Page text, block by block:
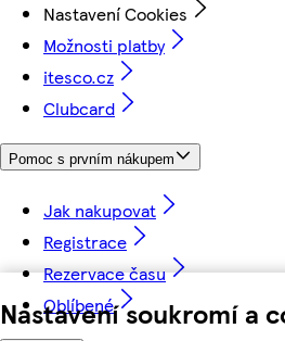
Nastavení soukromí a
Nastavení Cookies
Možnosti platby
itesco.cz
Clubcard
Pomoc s prvním nákupem
Jak nakupovat
Registrace
Rezervace času
Oblíbené